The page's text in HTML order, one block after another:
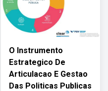
O Instrumento
Estrategico De
Articulacao E Gestao
Das Politicas Publicas